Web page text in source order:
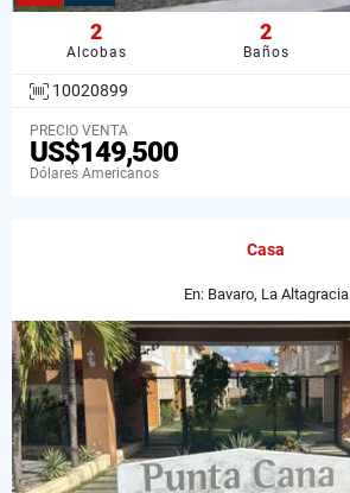
2
Alcobas
2
Baños
10020899
PRECIO VENTA
US$149,500
Dólares Americanos
Casa
En: Bavaro, La Altagracia